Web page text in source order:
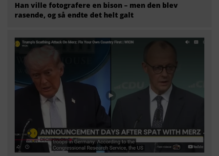
Han ville fotografere en bison – men den blev
rasende, og så endte det helt galt